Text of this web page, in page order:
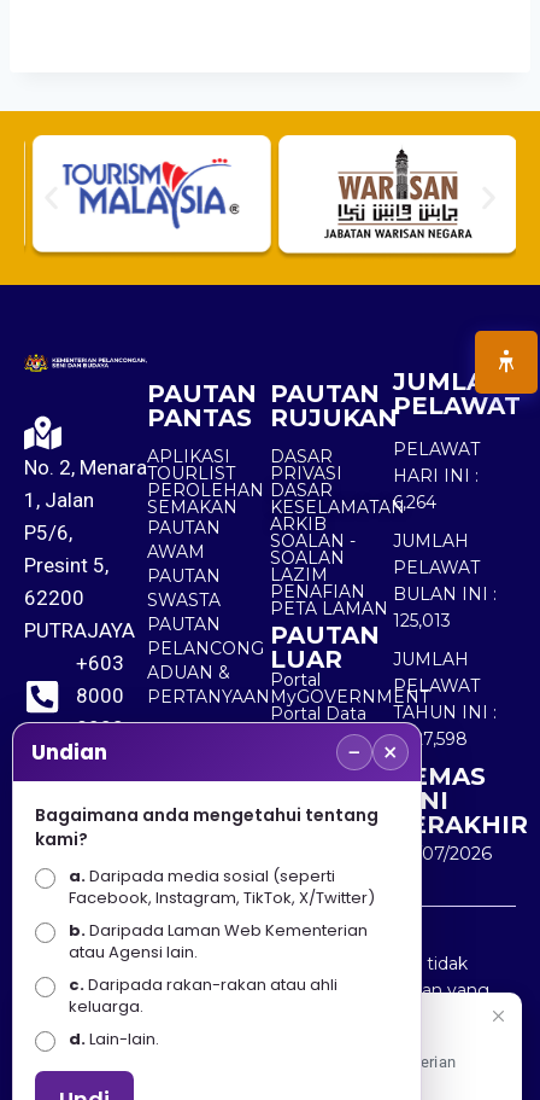
No. 2, Menara
1, Jalan
P5/6,
Presint 5,
62200
PUTRAJAYA
+603
8000
8000
+603
8891
7100
PAUTAN
PANTAS
APLIKASI
TOURLIST
PEROLEHAN
SEMAKAN
PAUTAN
AWAM
PAUTAN
SWASTA
PAUTAN
PELANCONG
ADUAN &
PERTANYAAN
PAUTAN
RUJUKAN
DASAR
PRIVASI
DASAR
KESELAMATAN
ARKIB
SOALAN -
SOALAN
LAZIM
PENAFIAN
PETA LAMAN
PAUTAN
LUAR
Portal
MyGOVERNMENT
Portal Data
Terbuka
Sektor Awam
JUMLAH
PELAWAT
PELAWAT
HARI INI :
6,264
JUMLAH
PELAWAT
BULAN INI :
125,013
JUMLAH
PELAWAT
TAHUN INI :
5,527,598
KEMAS
KINI
TERAKHIR
30/07/2026
Penafian : Kerajaan Malaysia dan Kementerian
Pelancongan Seni dan Budaya (MOTAC) adalah tidak
bertanggungjawab atas kehilangan atau kerugian yang
disebabkan oleh penggunaan mana-mana maklumat
yang diperolehi dari portal ini.
Undian − ×
Bagaimana anda mengetahui tentang
kami?
a.Daripada media sosial (seperti
Facebook, Instagram, TikTok, X/Twitter)
b.Daripada Laman Web Kementerian
atau Agensi lain.
c.Daripada rakan-rakan atau ahli
keluarga.
d.Lain-lain.
Apa Khabar! Selamat datang ke Portal Rasmi Kementerian
Pelancongan, Seni dan Budaya